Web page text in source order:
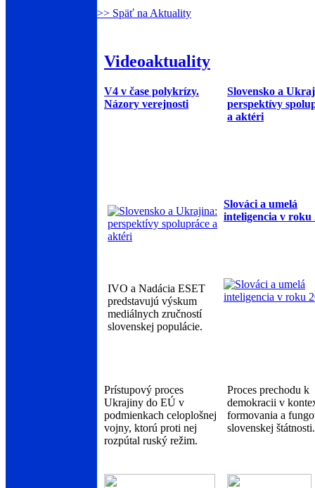
>> Späť na Aktuality
Videoaktuality
V4 v čase polykrízy.
Názory verejnosti
Slovensko a
perspektívy
a aktéri
Slováci a umelá
inteligencia v roku
IVO a Nadácia ESET
predstavujú výskum
mediálnych zručností
slovenskej populácie.
Prístupový proces
Ukrajiny do EÚ v
podmienkach celoplošnej
vojny, ktorú proti nej
rozpútal ruský režim.
Proces prechodu k
demokracii v
formovania a
slovenskej štátnosti.